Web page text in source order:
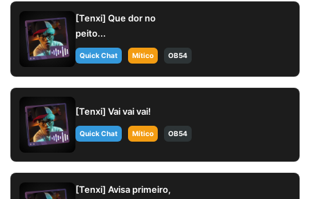
[Tenxi] Que dor no
peito...
Quick Chat Mítico OB54
[Tenxi] Vai vai vai!
Quick Chat Mítico OB54
[Tenxi] Avisa primeiro,